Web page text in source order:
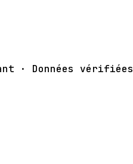
· Données vérifiées